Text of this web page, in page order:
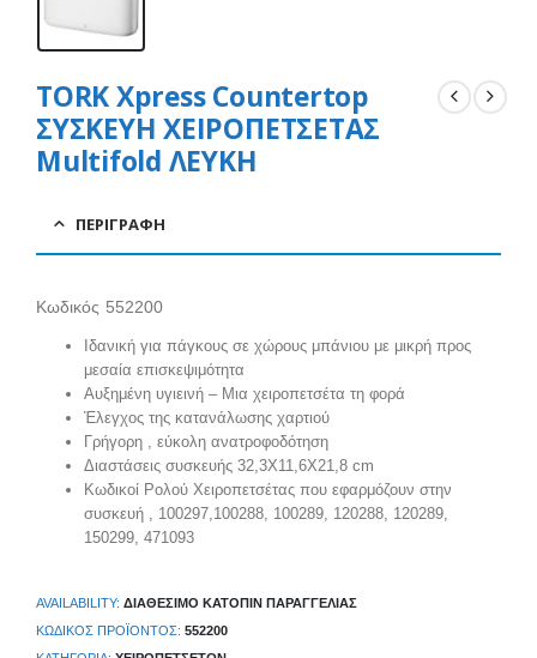
TORK Xpress Countertop
ΣΥΣΚΕΥΗ ΧΕΙΡΟΠΕΤΣΕΤΑΣ
Multifold ΛΕΥΚΗ
ΠΕΡΙΓΡΑΦΉ
Κωδικός 552200
Ιδανική για πάγκους σε χώρους μπάνιου με μικρή προς
μεσαία επισκεψιμότητα
Αυξημένη υγιεινή – Μια χειροπετσέτα τη φορά
Έλεγχος της κατανάλωσης χαρτιού
Γρήγορη , εύκολη ανατροφοδότηση
Διαστάσεις συσκευής 32,3Χ11,6Χ21,8 cm
Κωδικοί Ρολού Χειροπετσέτας που εφαρμόζουν στην
συσκευή , 100297,100288, 100289, 120288, 120289,
150299, 471093
AVAILABILITY: ΔΙΑΘΈΣΙΜΟ ΚΑΤΌΠΙΝ ΠΑΡΑΓΓΕΛΊΑΣ
ΚΩΔΙΚΌΣ ΠΡΟΪΌΝΤΟΣ: 552200